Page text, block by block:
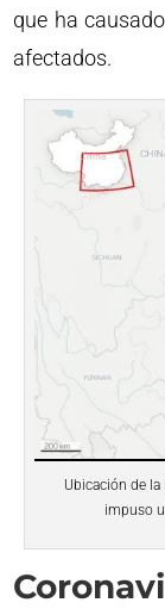
que ha
afectados.
Ubicación de
impuso